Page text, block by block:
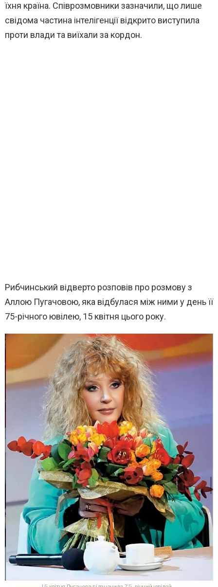
їхня країна. Співрозмовники зазначили, що лише
свідома частина інтелігенції відкрито виступила
проти влади та виїхали за кордон.
Рибчинський відверто розповів про розмову з
Аллою Пугачовою, яка відбулася між ними у день її
75-річного ювілею, 15 квітня цього року.